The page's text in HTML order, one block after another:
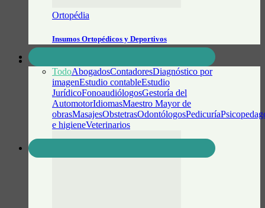
Ortopédia
Insumos Ortopédicos y Deportivos
GUÍA PROFESIONAL
TodoAbogadosContadoresDiagnóstico por
imagenEstudio contableEstudio
JurídicoFonoaudiólogosGestoría del
AutomotorIdiomasMaestro Mayor de
obrasMasajesObstetrasOdontólogosPedicuría
e higieneVeterinarios